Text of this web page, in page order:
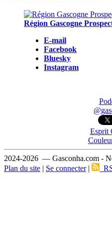
Région Gascogne
E-mail
Facebook
Bluesky
Instagram
Esprit
2024-2026 — Gasconha.com -
Plan du site | Se connecter|